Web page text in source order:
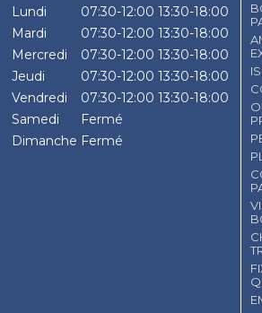
Lundi
07:30-12:00 13:30-18:00
Mardi
07:30-12:00 13:30-18:00
Mercredi
07:30-12:00 13:30-18:00
Jeudi
07:30-12:00 13:30-18:00
Vendredi
07:30-12:00 13:30-18:00
Samedi
Fermé
Dimanche Fermé